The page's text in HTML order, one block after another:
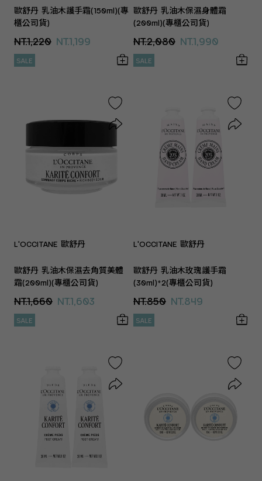
歐舒丹 乳油木護手霜(150ml)(專
櫃公司貨)
NT.1,220 NT.1,199
SALE
歐舒丹 乳油木保濕身體霜
(200ml)(專櫃公司貨)
NT.2,080 NT.1,990
SALE
L'OCCITANE 歐舒丹
歐舒丹 乳油木保濕去角質美體
霜(200ml)(專櫃公司貨)
NT.1,660 NT.1,603
SALE
L'OCCITANE 歐舒丹
歐舒丹 乳油木玫瑰護手霜
(30ml)*2(專櫃公司貨)
NT.850 NT.849
SALE